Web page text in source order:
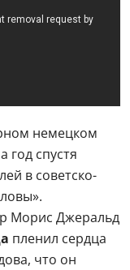
немецком
год спустя
в советско-
Морис Джеральд
пленил сердца
что он